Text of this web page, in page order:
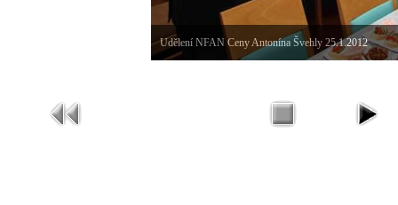
Udělení NFAN Ceny Antonína Švehly 25.1.2012